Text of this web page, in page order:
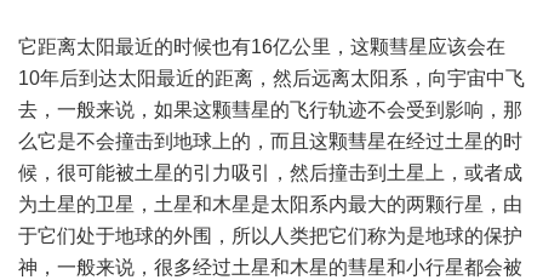
它距离太阳最近的时候也有16亿公里，这颗彗星应该会在
10年后到达太阳最近的距离，然后远离太阳系，向宇宙中飞
去，一般来说，如果这颗彗星的飞行轨迹不会受到影响，那
么它是不会撞击到地球上的，而且这颗彗星在经过土星的时
候，很可能被土星的引力吸引，然后撞击到土星上，或者成
为土星的卫星，土星和木星是太阳系内最大的两颗行星，由
于它们处于地球的外围，所以人类把它们称为是地球的保护
神，一般来说，很多经过土星和木星的彗星和小行星都会被